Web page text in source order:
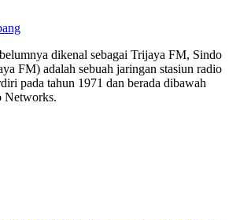
dikenal sebagai Trijaya FM, Sindo
FM) adalah sebuah jaringan stasiun radio
pada tahun 1971 dan berada dibawah
Networks.